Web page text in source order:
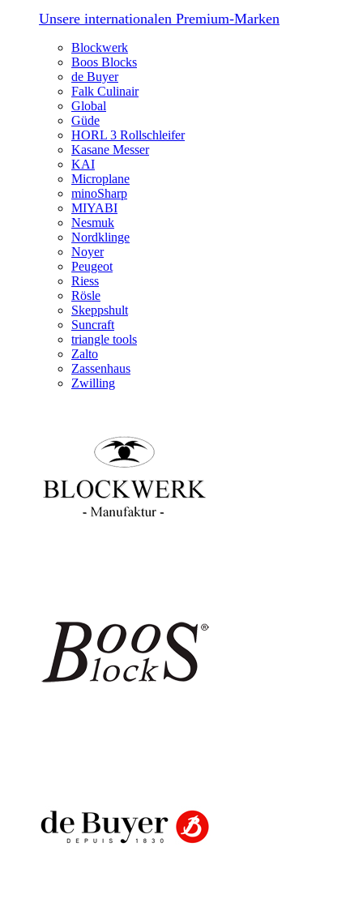
Unsere internationalen Premium-Marken
Blockwerk
Boos Blocks
de Buyer
Falk Culinair
Global
Güde
HORL 3 Rollschleifer
Kasane Messer
KAI
Microplane
minoSharp
MIYABI
Nesmuk
Nordklinge
Noyer
Peugeot
Riess
Rösle
Skeppshult
Suncraft
triangle tools
Zalto
Zassenhaus
Zwilling